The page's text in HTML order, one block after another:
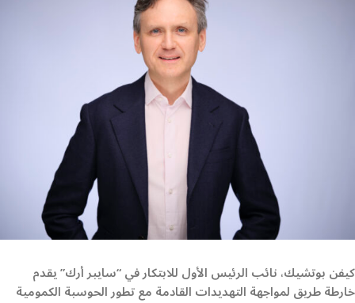
كيفن بوتشيك، نائب الرئيس الأول للابتكار في “سايبر أرك” يقدم
خارطة طريق لمواجهة التهديدات القادمة مع تطور الحوسبة الكمومية